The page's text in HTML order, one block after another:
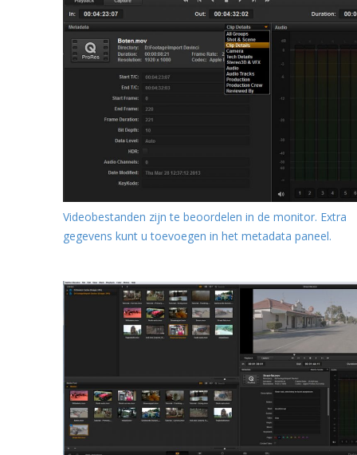
Videobestanden zijn te beoordelen in de monitor. Extra
gegevens kunt u toevoegen in het metadata paneel.